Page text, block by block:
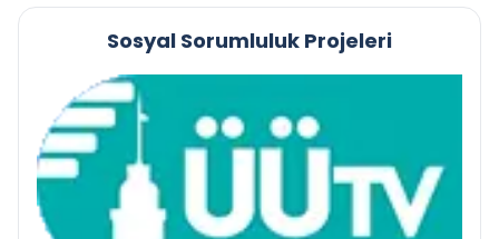
Sosyal Sorumluluk Projeleri